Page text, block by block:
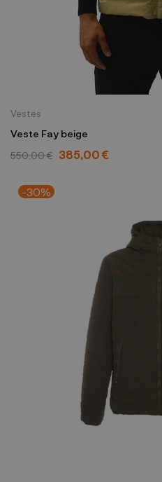
Vestes
Veste Fay beige
550,00 € 385,00 €
-30%